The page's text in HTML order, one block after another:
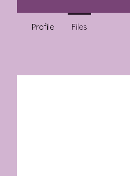
Profile Files